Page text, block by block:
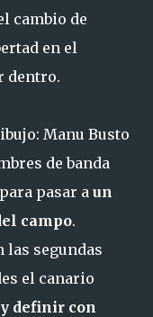
cambio de
en el
dentro.
Manu Busto
de banda
pasar a un
campo.
las segundas
el canario
definir con